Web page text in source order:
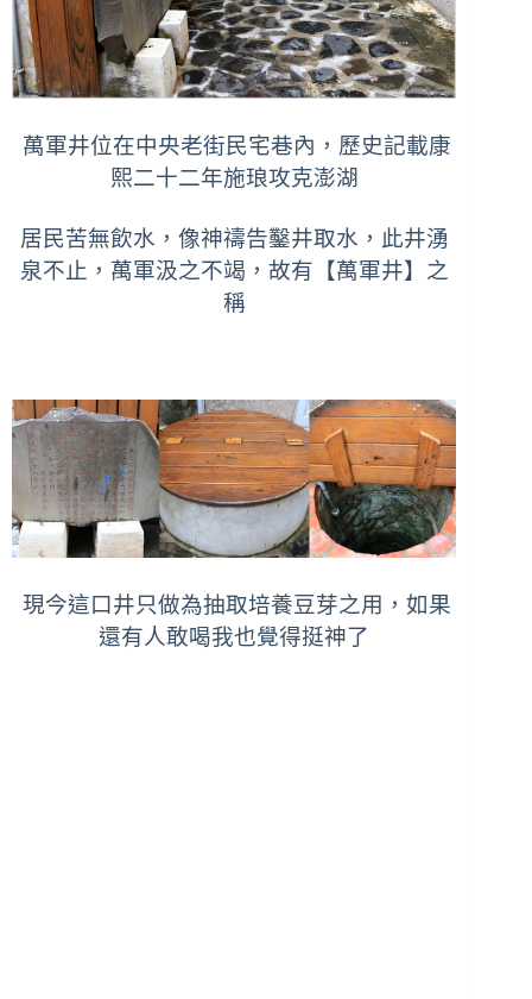
萬軍井位在中央老街民宅巷內，歷史記載康
熙二十二年施琅攻克澎湖
居民苦無飲水，像神禱告鑿井取水，此井湧
泉不止，萬軍汲之不竭，故有【萬軍井】之
稱
現今這口井只做為抽取培養豆芽之用，如果
還有人敢喝我也覺得挺神了